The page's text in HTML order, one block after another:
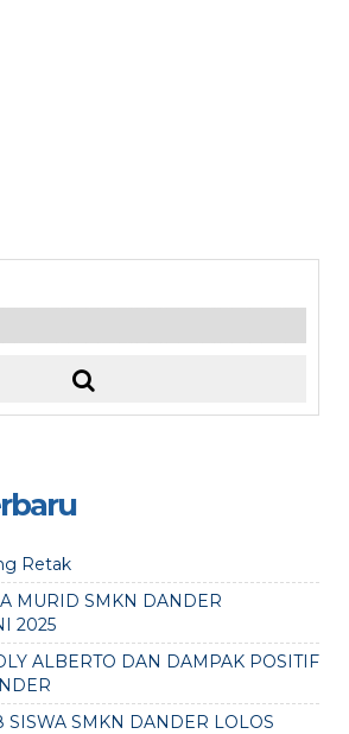
Retak
MURID SMKN DANDER
2025
ALBERTO DAN DAMPAK POSITIF
SISWA SMKN DANDER LOLOS